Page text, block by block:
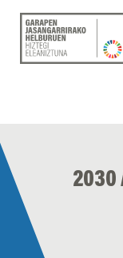
2030